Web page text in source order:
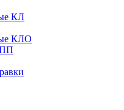
КЛ
КЛО
ПП